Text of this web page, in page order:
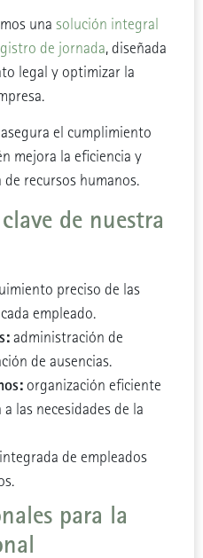
una solución integral
de jornada, diseñada
legal y optimizar la
el cumplimiento
mejora la eficiencia y
recursos humanos.
de nuestra
preciso de las
empleado.
administración de
de ausencias.
organización eficiente
las necesidades de la
de empleados
para la